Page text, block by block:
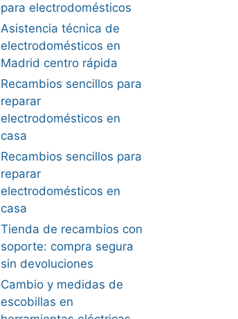
para electrodomésticos
Asistencia técnica de
electrodomésticos en
Madrid centro rápida
Recambios sencillos para
reparar
electrodomésticos en
casa
Recambios sencillos para
reparar
electrodomésticos en
casa
Tienda de recambios con
soporte: compra segura
sin devoluciones
Cambio y medidas de
escobillas en